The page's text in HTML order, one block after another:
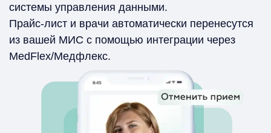
системы управления данными.
Прайс-лист и врачи автоматически перенесутся
из вашей МИС с помощью интеграции через
MedFlex/Медфлекс.